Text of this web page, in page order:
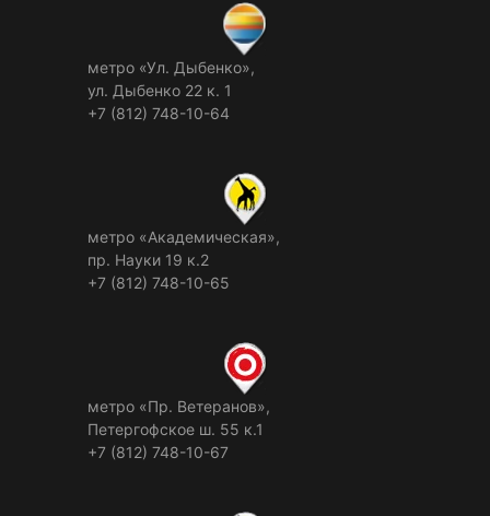
метро «Ул. Дыбенко»,
ул. Дыбенко 22 к. 1
+7 (812) 748-10-64
метро «Академическая»,
пр. Науки 19 к.2
+7 (812) 748-10-65
метро «Пр. Ветеранов»,
Петергофское ш. 55 к.1
+7 (812) 748-10-67